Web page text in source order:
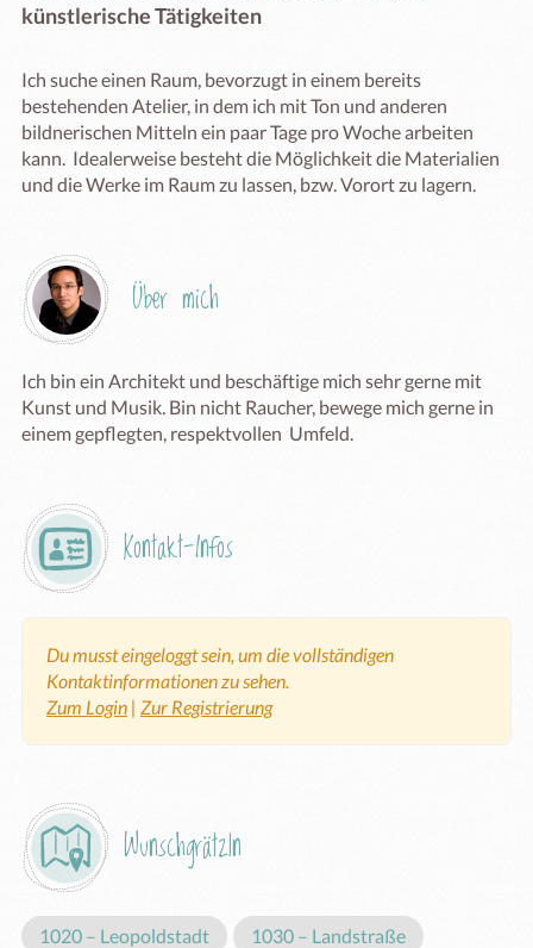
künstlerische Tätigkeiten
Ich suche einen Raum, bevorzugt in einem bereits
bestehenden Atelier, in dem ich mit Ton und anderen
bildnerischen Mitteln ein paar Tage pro Woche arbeiten
kann.  Idealerweise besteht die Möglichkeit die Materialien
und die Werke im Raum zu lassen, bzw. Vorort zu lagern.
Über mich
Ich bin ein Architekt und beschäftige mich sehr gerne mit
Kunst und Musik. Bin nicht Raucher, bewege mich gerne in
einem gepflegten, respektvollen  Umfeld.
Kontakt-Infos
Du musst eingeloggt sein, um die vollständigen
Kontaktinformationen zu sehen.
Zum Login | Zur Registrierung
Wunschgrätzln
1020 – Leopoldstadt 1030 – Landstraße